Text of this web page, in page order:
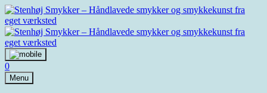
Skip
to
content
0
Menu